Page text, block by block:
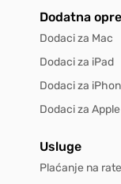
Dodatna
Dodaci za Mac
Dodaci za iPad
Dodaci za
Dodaci za
Usluge
Plaćanje na rate